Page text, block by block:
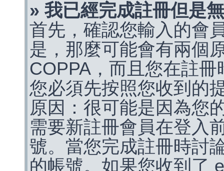
» 我已經完成註冊但是
首先，確認您輸入的會
是，那麼可能會有兩個
COPPA，而且您在註
您必須先按照您收到的
原因：很可能是因為您
需要新註冊會員在登入
號。當您完成註冊時討
的帳號。如果您收到了